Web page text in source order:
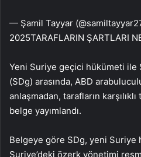
— Şamil Tayyar
2025TARAFLARIN ŞARTLARI
Yeni Suriye geçici hükümeti ile
(SDg) arasında, ABD
anlaşmadan, tarafların
belge yayımlandı.
Belgeye göre SDg, yeni
Suriye’deki özerk yönetimi